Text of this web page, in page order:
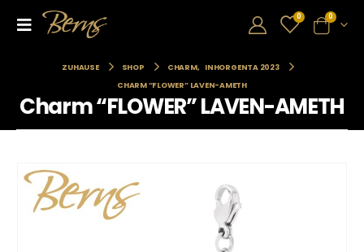
0 0
ZUHAUSE SHOP CHARM,
INHORGENTA 2023
CHARM “FLOWER” LAVEN-AMETH
Charm “FLOWER” LAVEN-AMETH